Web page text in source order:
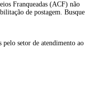
Franqueadas (ACF) não
de postagem. Busque
pelo setor de atendimento ao